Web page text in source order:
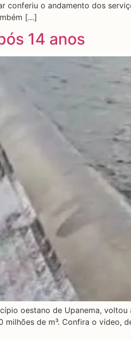
conferiu o andamento dos
[…]
14 anos
oestano de Upanema,
de m³. Confira o vídeo,